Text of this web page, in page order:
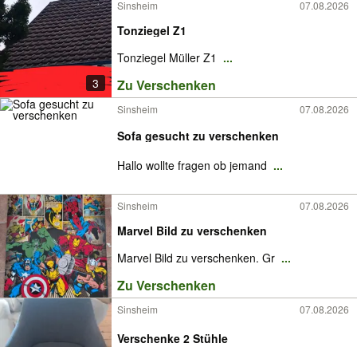
3
Sinsheim 07.08.2026
Tonziegel Z1
Tonziegel Müller Z1 ...
Zu Verschenken
Sinsheim 07.08.2026
Sofa gesucht zu verschenken
Hallo wollte fragen ob jemand ...
Sinsheim 07.08.2026
Marvel Bild zu verschenken
Marvel Bild zu verschenken. Gr ...
Zu Verschenken
Sinsheim 07.08.2026
Verschenke 2 Stühle